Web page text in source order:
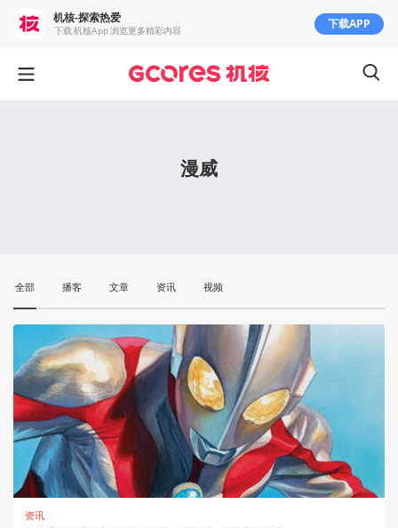
漫威
全部 播客 文章 资讯 视频
资讯
机核-探索热爱
下载 机核App 浏览更多精彩内容 下载APP